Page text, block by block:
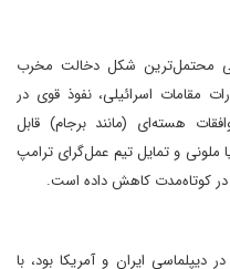
محتمل‌ترین شکل دخالت مخرب
مقامات اسرائیلی، نفوذ قوی در
هسته‌ای (مانند برجام) قابل
و تمایل تیم عمل‌گرای ترامپ
در کوتاه‌مدت کاهش داده است.
دیپلماسی ایران و آمریکا بود، با